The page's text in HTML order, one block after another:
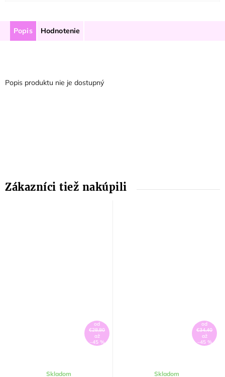
Popis Hodnotenie
Popis produktu nie je dostupný
od
€28,80
až
–45 %
Skladom
od
€34,40
až
–45 %
Skladom